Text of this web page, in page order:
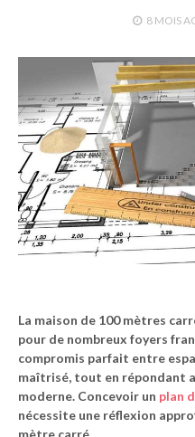
8 MOIS
La maison de 100 mètres
pour de nombreux foyers
compromis parfait entre
maîtrisé, tout en répondant
moderne. Concevoir un plan
nécessite une réflexion